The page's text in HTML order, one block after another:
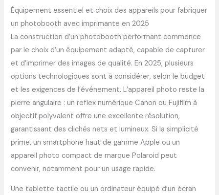
Équipement essentiel et choix des appareils pour fabriquer
un photobooth avec imprimante en 2025
La construction d’un photobooth performant commence
par le choix d’un équipement adapté, capable de capturer
et d’imprimer des images de qualité. En 2025, plusieurs
options technologiques sont à considérer, selon le budget
et les exigences de l’événement. L’appareil photo reste la
pierre angulaire : un reflex numérique Canon ou Fujifilm à
objectif polyvalent offre une excellente résolution,
garantissant des clichés nets et lumineux. Si la simplicité
prime, un smartphone haut de gamme Apple ou un
appareil photo compact de marque Polaroid peut
convenir, notamment pour un usage rapide.
Une tablette tactile ou un ordinateur équipé d’un écran